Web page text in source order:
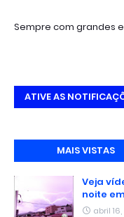
Sempre com grandes
ATIVE AS
MAIS VISTAS
Veja
noite
abril